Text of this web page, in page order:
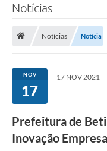
Notícias
Notícias Notícia
NOV
17
17 NOV 2021
Prefeitura de
Inovação